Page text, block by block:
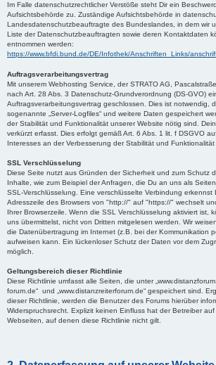
Im Falle datenschutzrechtlicher Verstöße steht Dir ein
Aufsichtsbehörde zu. Zuständige Aufsichtsbehörde in
Landesdatenschutzbeauftragte des Bundeslandes, in dem wir
Liste der Datenschutzbeauftragten sowie deren Kontaktdaten
entnommen werden:
https://www.bfdi.bund.de/DE/Infothek/Anschriften_Links/
Auftragsverarbeitungsvertrag
Mit unserem Webhosting Service, der STRATO AG,
nach Art. 28 Abs. 3 Datenschutz-Grundverordnung (DS-GVO)
Auftragsverarbeitungsvertrag geschlossen. Dies ist notwendig,
sogenannte „Server-Logfiles“ und weitere Daten gespeichert
der Stabilität und Funktionalität unserer Website nötig sind.
verkürzt erfasst. Dies erfolgt gemäß Art. 6 Abs. 1 lit. f DSGVO
Interesses an der Verbesserung der Stabilität und Funktionalität
SSL Verschlüsselung
Diese Seite nutzt aus Gründen der Sicherheit und zum Schutz
Inhalte, wie zum Beispiel der Anfragen, die Du an uns als
SSL-Verschlüsselung. Eine verschlüsselte Verbindung erkennst
Adresszeile des Browsers von "http://" auf "https://" wechselt
Ihrer Browserzeile. Wenn die SSL Verschlüsselung aktiviert ist,
uns übermittelst, nicht von Dritten mitgelesen werden. Wir
die Datenübertragung im Internet (z.B. bei der Kommunikation
aufweisen kann. Ein lückenloser Schutz der Daten vor dem
möglich.
Geltungsbereich dieser Richtlinie
Diese Richtlinie umfasst alle Seiten, die unter
forum.de“ und „www.distanzreiterforum.de“ gespeichert sind.
dieser Richtlinie, werden die Benutzer des Forums hierüber
Widerspruchsrecht. Explizit keinen Einfluss hat der Betreiber
Webseiten, auf denen diese Richtlinie nicht gilt.